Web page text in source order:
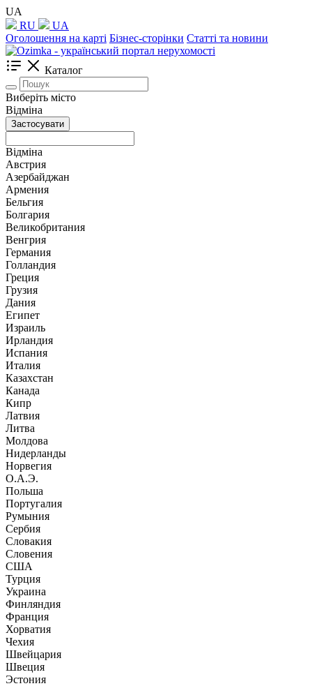
UA
RU
UA
Оголошення на карті Бізнес-сторінки Статті та новини
Каталог
Виберіть місто
Відміна
Застосувати
Відміна
Австрия
Азербайджан
Армения
Бельгия
Болгария
Великобритания
Венгрия
Германия
Голландия
Греция
Грузия
Дания
Египет
Израиль
Ирландия
Испания
Италия
Казахстан
Канада
Кипр
Латвия
Литва
Молдова
Нидерланды
Норвегия
О.А.Э.
Польша
Португалия
Румыния
Сербия
Словакия
Словения
США
Турция
Украина
Финляндия
Франция
Хорватия
Чехия
Швейцария
Швеция
Эстония